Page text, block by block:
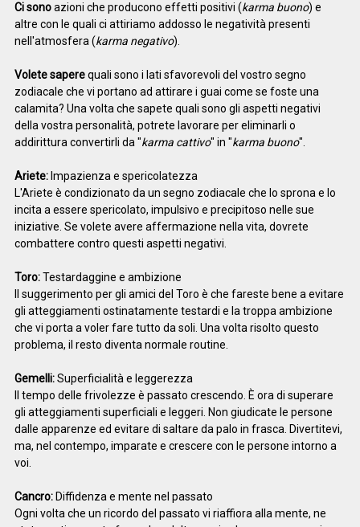
Ci sonoazioni che producono effetti positivi (karma buono) e
altre con le quali ci attiriamo addosso le negatività presenti
nell'atmosfera (karma negativo).
Volete saperequali sono i lati sfavorevoli del vostro segno
zodiacale che vi portano ad attirare i guai come se foste una
calamita? Una volta che sapete quali sono gli aspetti negativi
della vostra personalità, potrete lavorare per eliminarli o
addirittura convertirli da "karma cattivo" in "karma buono".
Ariete:Impazienza e spericolatezza
L'Ariete è condizionato da un segno zodiacale che lo sprona e lo
incita a essere spericolato, impulsivo e precipitoso nelle sue
iniziative. Se volete avere affermazione nella vita, dovrete
combattere contro questi aspetti negativi.
Toro:Testardaggine e ambizione
Il suggerimento per gli amici del Toro è che fareste bene a evitare
gli atteggiamenti ostinatamente testardi e la troppa ambizione
che vi porta a voler fare tutto da soli. Una volta risolto questo
problema, il resto diventa normale routine.
Gemelli:Superficialità e leggerezza
Il tempo delle frivolezze è passato crescendo. È ora di superare
gli atteggiamenti superficiali e leggeri. Non giudicate le persone
dalle apparenze ed evitare di saltare da palo in frasca. Divertitevi,
ma, nel contempo, imparate e crescere con le persone intorno a
voi.
Cancro:Diffidenza e mente nel passato
Ogni volta che un ricordo del passato vi riaffiora alla mente, ne